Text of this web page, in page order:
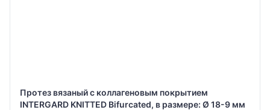
Протез вязаный с коллагеновым покрытием
INTERGARD KNITTED Bifurcated, в размере: Ø 18-9 мм